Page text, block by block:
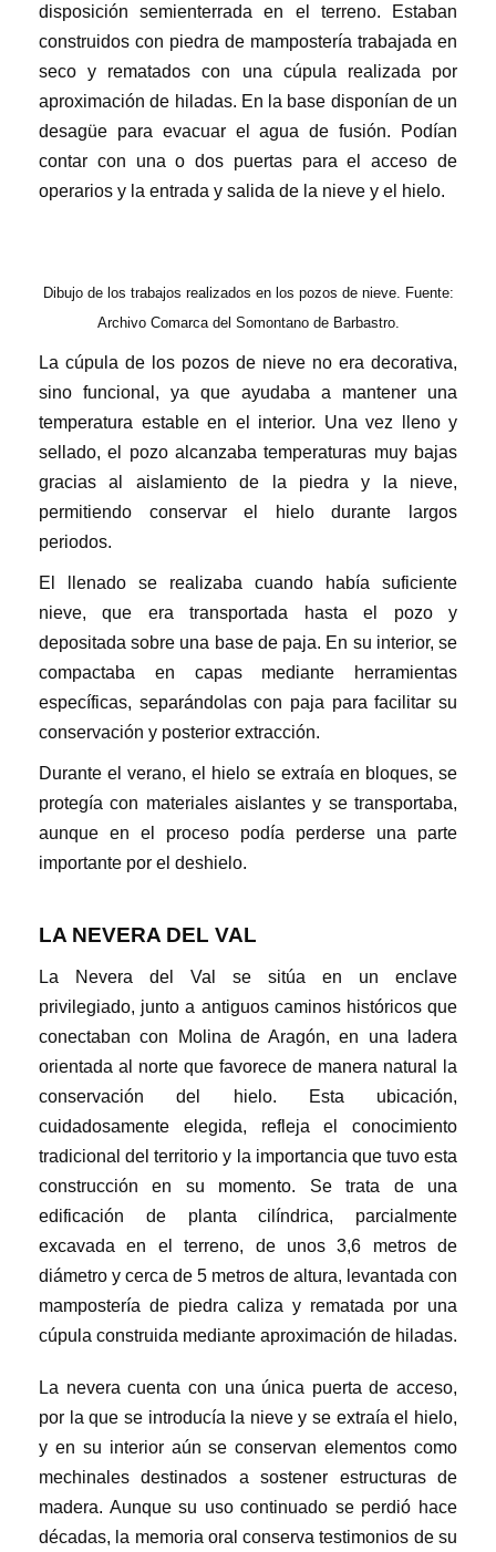
disposición semienterrada en el terreno. Estaban
construidos con piedra de mampostería trabajada en
seco y rematados con una cúpula realizada por
aproximación de hiladas. En la base disponían de un
desagüe para evacuar el agua de fusión. Podían
contar con una o dos puertas para el acceso de
operarios y la entrada y salida de la nieve y el hielo.
Dibujo de los trabajos realizados en los pozos de nieve. Fuente:
Archivo Comarca del Somontano de Barbastro.
La cúpula de los pozos de nieve no era decorativa,
sino funcional, ya que ayudaba a mantener una
temperatura estable en el interior. Una vez lleno y
sellado, el pozo alcanzaba temperaturas muy bajas
gracias al aislamiento de la piedra y la nieve,
permitiendo conservar el hielo durante largos
periodos.
El llenado se realizaba cuando había suficiente
nieve, que era transportada hasta el pozo y
depositada sobre una base de paja. En su interior, se
compactaba en capas mediante herramientas
específicas, separándolas con paja para facilitar su
conservación y posterior extracción.
Durante el verano, el hielo se extraía en bloques, se
protegía con materiales aislantes y se transportaba,
aunque en el proceso podía perderse una parte
importante por el deshielo.
LA NEVERA DEL VAL
La Nevera del Val se sitúa en un enclave
privilegiado, junto a antiguos caminos históricos que
conectaban con Molina de Aragón, en una ladera
orientada al norte que favorece de manera natural la
conservación del hielo. Esta ubicación,
cuidadosamente elegida, refleja el conocimiento
tradicional del territorio y la importancia que tuvo esta
construcción en su momento. Se trata de una
edificación de planta cilíndrica, parcialmente
excavada en el terreno, de unos 3,6 metros de
diámetro y cerca de 5 metros de altura, levantada con
mampostería de piedra caliza y rematada por una
cúpula construida mediante aproximación de hiladas.
La nevera cuenta con una única puerta de acceso,
por la que se introducía la nieve y se extraía el hielo,
y en su interior aún se conservan elementos como
mechinales destinados a sostener estructuras de
madera. Aunque su uso continuado se perdió hace
décadas, la memoria oral conserva testimonios de su